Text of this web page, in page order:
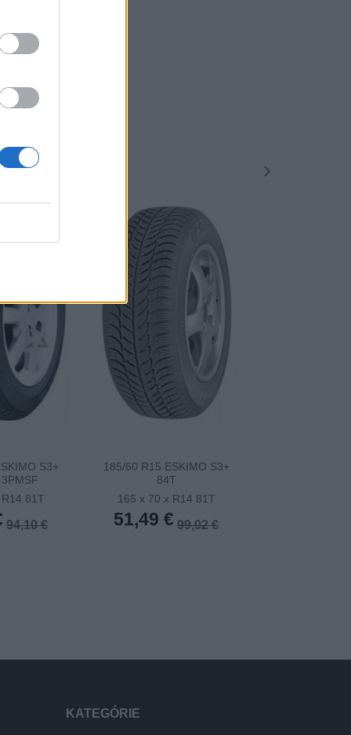
S3+
81T
94,10 €
185/60 R15 ESKIMO S3+
84T
165 x 70 x R14 81T
51,49 € 99,02 €
KATEGÓRIE